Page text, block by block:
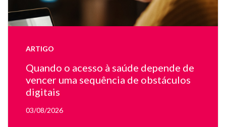
ARTIGO
Quando o acesso à saúde depende de
vencer uma sequência de obstáculos
digitais
03/08/2026